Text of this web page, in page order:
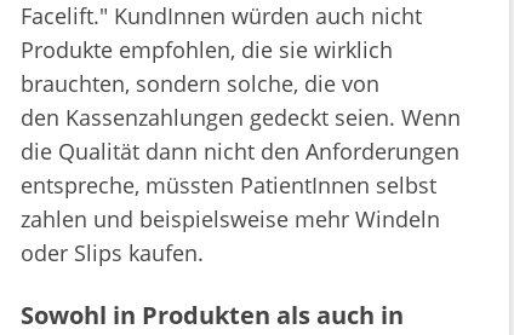
Facelift." KundInnen würden auch nicht
Produkte empfohlen, die sie wirklich
brauchten, sondern solche, die von
den Kassenzahlungen gedeckt seien. Wenn
die Qualität dann nicht den Anforderungen
entspreche, müssten PatientInnen selbst
zahlen und beispielsweise mehr Windeln
oder Slips kaufen.
Sowohl in Produkten als auch in